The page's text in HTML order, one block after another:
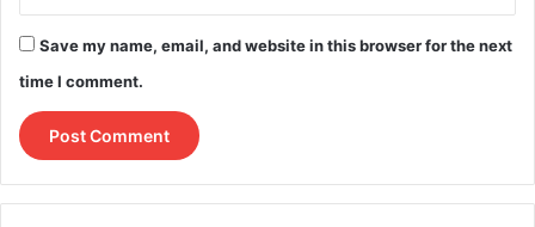
Save my name, email, and website in this browser for the next
time I comment.